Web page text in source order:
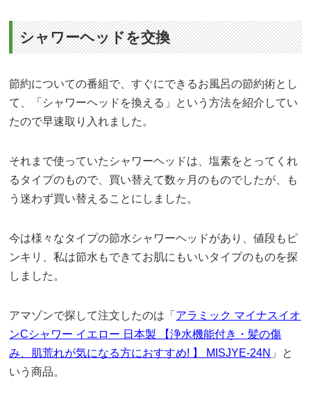
シャワーヘッドを交換
節約についての番組で、すぐにできるお風呂の節約術とし
て、「シャワーヘッドを換える」という方法を紹介してい
たので早速取り入れました。
それまで使っていたシャワーヘッドは、塩素をとってくれ
るタイプのもので、買い替えて数ヶ月のものでしたが、も
う迷わず買い替えることにしました。
今は様々なタイプの節水シャワーヘッドがあり、値段もピ
ンキリ、私は節水もできてお肌にもいいタイプのものを探
しました。
アマゾンで探して注文したのは「 アラミック マイナスイオ
ンCシャワー イエロー 日本製 【浄水機能付き・髪の傷
み、肌荒れが気になる方におすすめ! 】 MISJYE-24N 」と
いう商品。